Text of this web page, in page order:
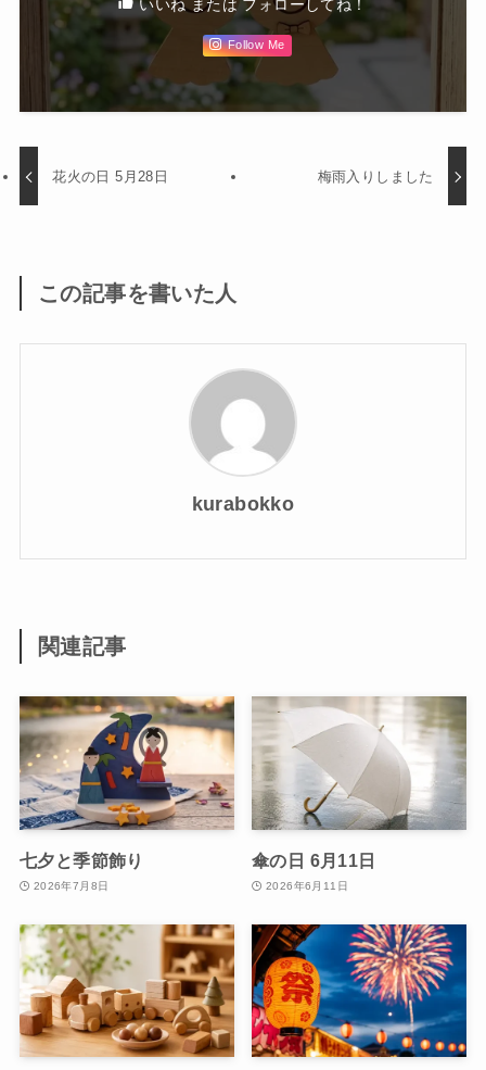
いいね または フォローしてね！
Follow Me
花火の日 5月28日 梅雨入りしました
この記事を書いた人
kurabokko
関連記事
七夕と季節飾り
2026年7月8日
傘の日 6月11日
2026年6月11日